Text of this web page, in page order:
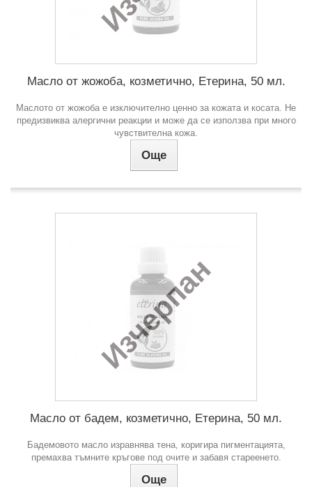
Масло от жожоба, козметично, Етерина, 50 мл.
Маслото от жожоба е изключително ценно за кожата и косата. Не
предизвиква алергични реакции и може да се използва при много
чувствителна кожа.
Още
Изчерпан
Масло от бадем, козметично, Етерина, 50 мл.
Бадемовото масло изравнява тена, коригира пигментацията,
премахва тъмните кръгове под очите и забавя стареенето.
Още